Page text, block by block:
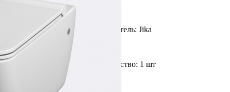
Фирма производитель: Jika
Доступное количество: 1 шт